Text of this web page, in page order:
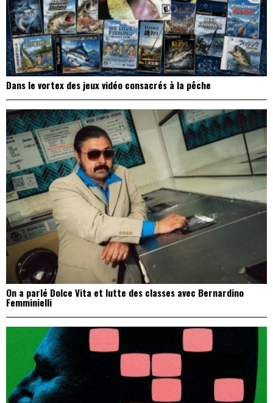
Dans le vortex des jeux vidéo consacrés à la pêche
On a parlé Dolce Vita et lutte des classes avec Bernardino
Femminielli